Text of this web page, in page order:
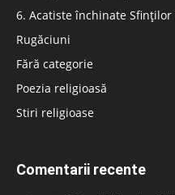
6. Acatiste închinate
Rugăciuni
Fără categorie
Poezia religioasă
Stiri religioase
Comentarii recente